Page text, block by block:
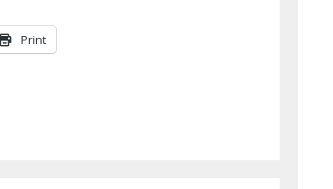
Print